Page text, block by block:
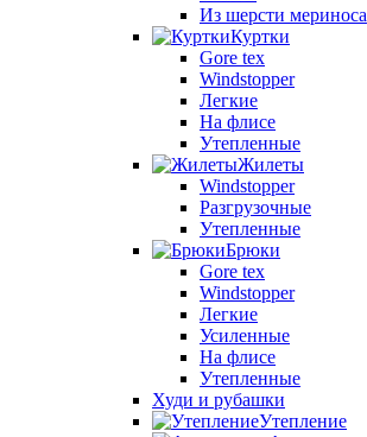
Из шерсти мериноса
Куртки
Gore tex
Windstopper
Легкие
На флисе
Утепленные
Жилеты
Windstopper
Разгрузочные
Утепленные
Брюки
Gore tex
Windstopper
Легкие
Усиленные
На флисе
Утепленные
Худи и рубашки
Утепление